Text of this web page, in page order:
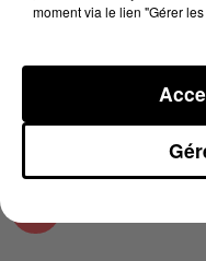
Podcast infos du
moment via le lien "Gérer